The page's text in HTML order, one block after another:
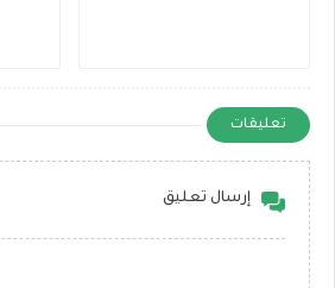
تعليقات
إرسال تعليق